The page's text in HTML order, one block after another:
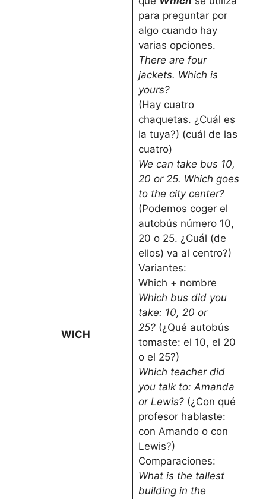
WICH
para preguntar por
algo cuando hay
varias opciones.
There are four
jackets. Which is
yours?
(Hay cuatro
chaquetas. ¿Cuál es
la tuya?) (cuál de las
cuatro)
We can take bus 10,
20 or 25. Which goes
to the city center?
(Podemos coger el
autobús número 10,
20 o 25. ¿Cuál (de
ellos) va al centro?)
Variantes:
Which + nombre
Which bus did you
take: 10, 20 or
25?(¿Qué autobús
tomaste: el 10, el 20
o el 25?)
Which teacher did
you talk to: Amanda
or Lewis?(¿Con qué
profesor hablaste:
con Amando o con
Lewis?)
Comparaciones:
What is the tallest
building in the